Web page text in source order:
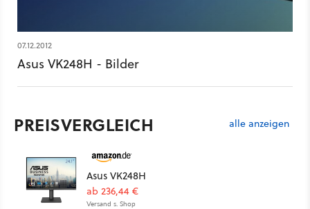
07.12.2012
Asus VK248H - Bilder
PREISVERGLEICH alle anzeigen
Asus VK248H
ab 236,44 €
Versand s. Shop